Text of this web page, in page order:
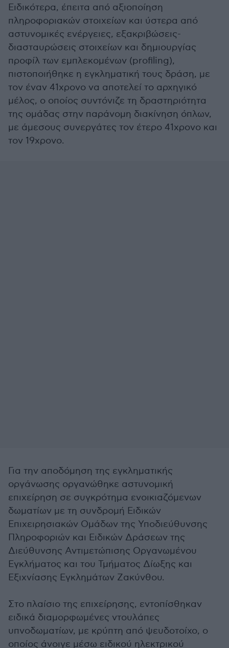
Ειδικότερα, έπειτα από αξιοποίηση
πληροφοριακών στοιχείων και ύστερα από
αστυνομικές ενέργειες, εξακριβώσεις-
διασταυρώσεις στοιχείων και δημιουργίας
προφίλ των εμπλεκομένων (profiling),
πιστοποιήθηκε η εγκληματική τους δράση, με
τον έναν 41χρονο να αποτελεί το αρχηγικό
μέλος, ο οποίος συντόνιζε τη δραστηριότητα
της ομάδας στην παράνομη διακίνηση όπλων,
με άμεσους συνεργάτες τον έτερο 41χρονο και
τον 19χρονο.
Για την αποδόμηση της εγκληματικής
οργάνωσης οργανώθηκε αστυνομική
επιχείρηση σε συγκρότημα ενοικιαζόμενων
δωματίων με τη συνδρομή Ειδικών
Επιχειρησιακών Ομάδων της Υποδιεύθυνσης
Πληροφοριών και Ειδικών Δράσεων της
Διεύθυνσης Αντιμετώπισης Οργανωμένου
Εγκλήματος και του Τμήματος Δίωξης και
Εξιχνίασης Εγκλημάτων Ζακύνθου.
Στο πλαίσιο της επιχείρησης, εντοπίσθηκαν
ειδικά διαμορφωμένες ντουλάπες
υπνοδωματίων, με κρύπτη από ψευδοτοίχο, ο
οποίος άνοιγε μέσω ειδικού ηλεκτρικού